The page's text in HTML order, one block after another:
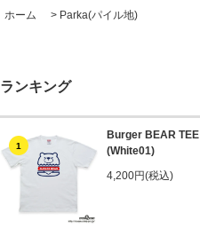
ホーム > Parka(パイル地)
ランキング
1
Burger BEAR TEE
(White01)
4,200円(税込)